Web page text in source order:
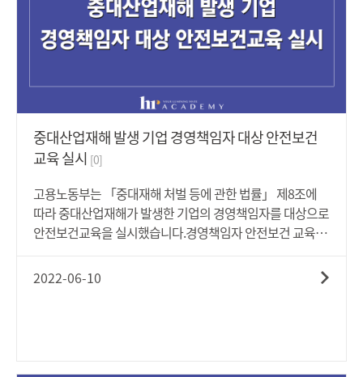
법」 시행령 관련 주요 질의사항에는 이에 대한 상세한 응답
이 담겨있습니다.- 보다 자세한 사항은 아래 '첨부파일'을 통
해 살펴보시기 바랍니다.
중대산업재해 발생 기업 경영책임자 대상 안전보건
교육 실시 [0]
고용노동부는 「중대재해 처벌 등에 관한 법률」 제8조에
따라 중대산업재해가 발생한 기업의 경영책임자를 대상으로
안전보건교육을 실시했습니다.경영책임자 안전보건 교육대
산업재해 발생 기업의 경영책임자는 13개 법인의 14명의 대
표이사이고 6월 10일에는 이 중 8명의 대표이사가 교육을 수
2022-06-10